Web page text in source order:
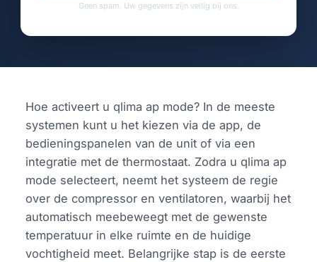
Geen spam. Uw gegevens zijn veilig bij ons.
Hoe activeert u qlima ap mode? In de meeste
systemen kunt u het kiezen via de app, de
bedieningspanelen van de unit of via een
integratie met de thermostaat. Zodra u qlima ap
mode selecteert, neemt het systeem de regie
over de compressor en ventilatoren, waarbij het
automatisch meebeweegt met de gewenste
temperatuur in elke ruimte en de huidige
vochtigheid meet. Belangrijke stap is de eerste